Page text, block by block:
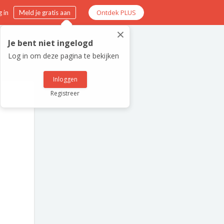
in Meld je gratis aan Ontdek PLUS
×
Je bent niet ingelogd
Log in om deze pagina te bekijken
Inloggen
Registreer